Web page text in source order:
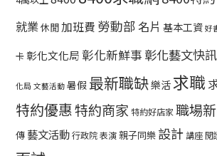
就業休閒加班費 勞動部 名片 基本工資 好
卡彰化文化局 彰化新鮮事 彰化藝文快訊
化局 文藝活動 暑假 最新職缺樂活求職
特約優惠特約商家 特約好店家職場
傳 藝文活動行政院表演親子同樂 設計 講座閱